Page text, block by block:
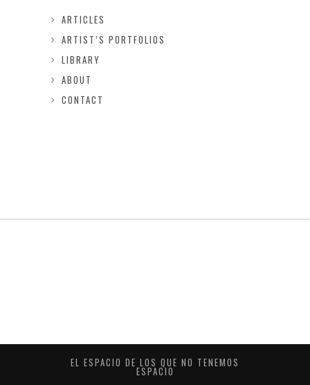
ARTICLES
ARTIST’S PORTFOLIOS
LIBRARY
ABOUT
CONTACT
EL ESPACIO DE LOS QUE NO TENEMOS
ESPACIO